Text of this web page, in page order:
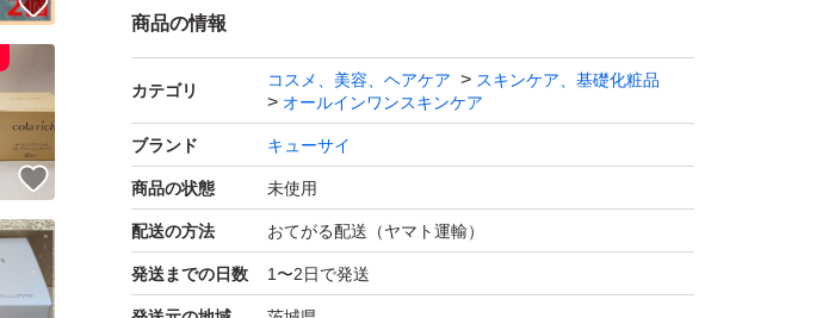
【発送】
・緩衝材で包み宅急便コンパクト専用BOXに入れて発送致しま
す。
・宅急便コンパクト（匿名配送）で発送します。
【送料】
送料無料（出品者負担）です。
商品の情報
カテゴリ
コスメ、美容、ヘアケア
スキンケア、基礎化粧品
オールインワンスキンケア
ブランド キューサイ
商品の状態 未使用
配送の方法 おてがる配送（ヤマト運輸）
発送までの日数 1〜2日で発送